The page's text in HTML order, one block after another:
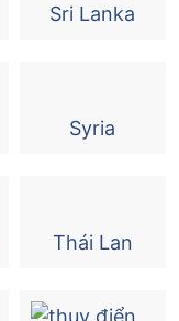
Sri Lanka
Syria
Thái Lan